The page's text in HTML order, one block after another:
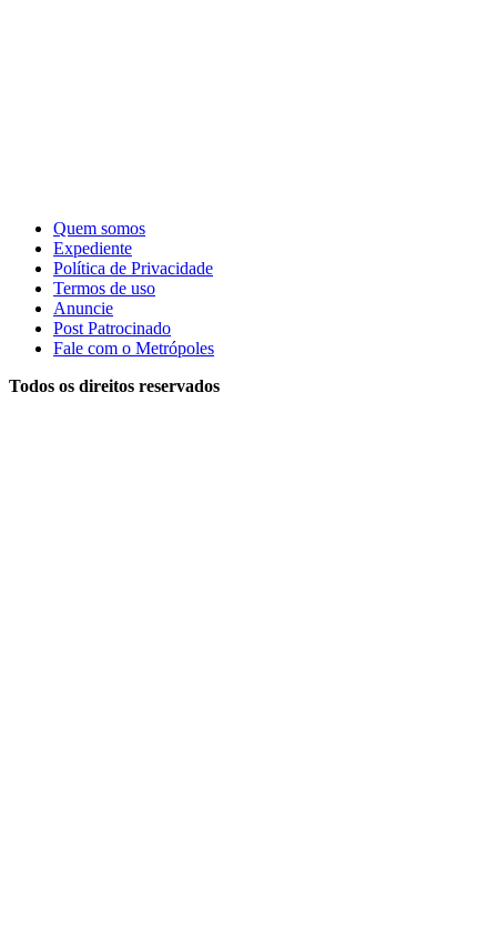
Quem somos
Expediente
Política de Privacidade
Termos de uso
Anuncie
Post Patrocinado
Fale com o Metrópoles
Todos os direitos reservados